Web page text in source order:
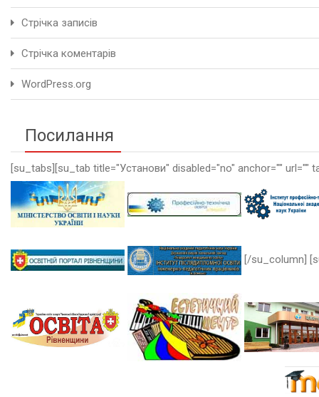
Стрічка записів
Стрічка коментарів
WordPress.org
Посилання
[su_tabs][su_tab title="Установи" disabled="no" anchor=""
[/su_column]